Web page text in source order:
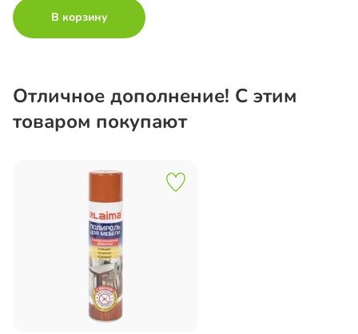
В корзину
Отличное дополнение! С этим
товаром покупают